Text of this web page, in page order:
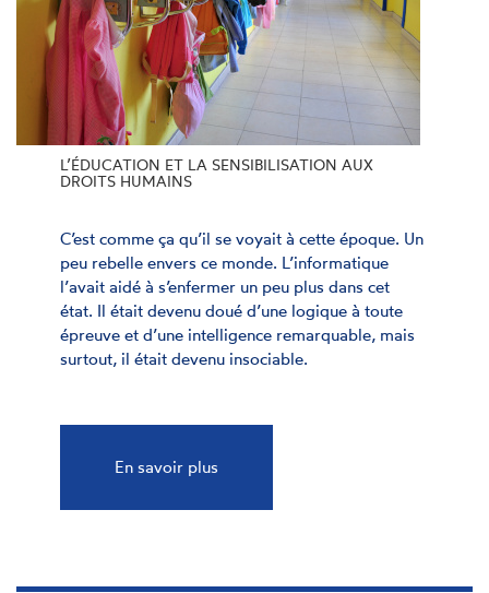
L’ÉDUCATION ET LA SENSIBILISATION AUX
DROITS HUMAINS
C’est comme ça qu’il se voyait à cette époque. Un
peu rebelle envers ce monde. L’informatique
l’avait aidé à s’enfermer un peu plus dans cet
état. Il était devenu doué d’une logique à toute
épreuve et d’une intelligence remarquable, mais
surtout, il était devenu insociable.
En savoir plus